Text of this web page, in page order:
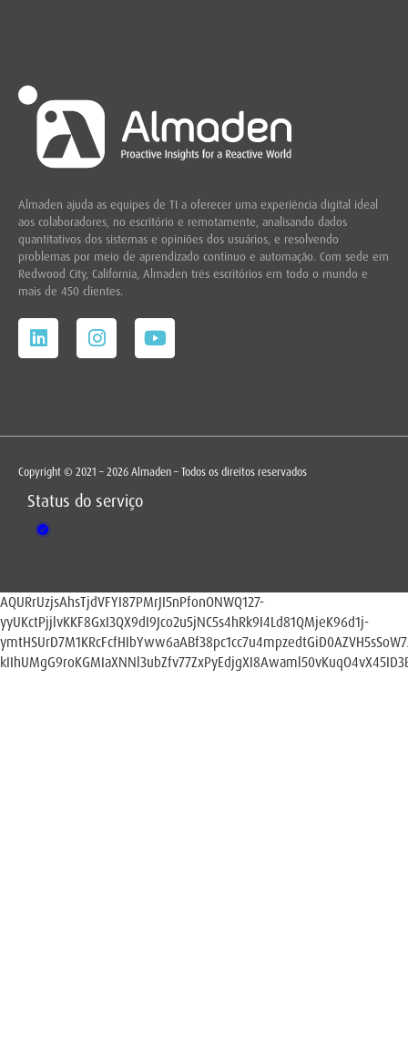
Almaden ajuda as equipes de TI a oferecer uma experiência digital ideal
aos colaboradores, no escritório e remotamente, analisando dados
quantitativos dos sistemas e opiniões dos usuários, e resolvendo
problemas por meio de aprendizado contínuo e automação. Com sede em
Redwood City, California, Almaden três escritórios em todo o mundo e
mais de 450 clientes.
Copyright © 2021 – 2026 Almaden – Todos os direitos reservados
Status do serviço
AQURrUzjsAhsTjdVFYI87PMrJI5nPfonONWQ127-
yyUKctPjjlvKKF8GxI3QX9dI9Jco2u5jNC5s4hRk9I4Ld81QMjeK96d1j-